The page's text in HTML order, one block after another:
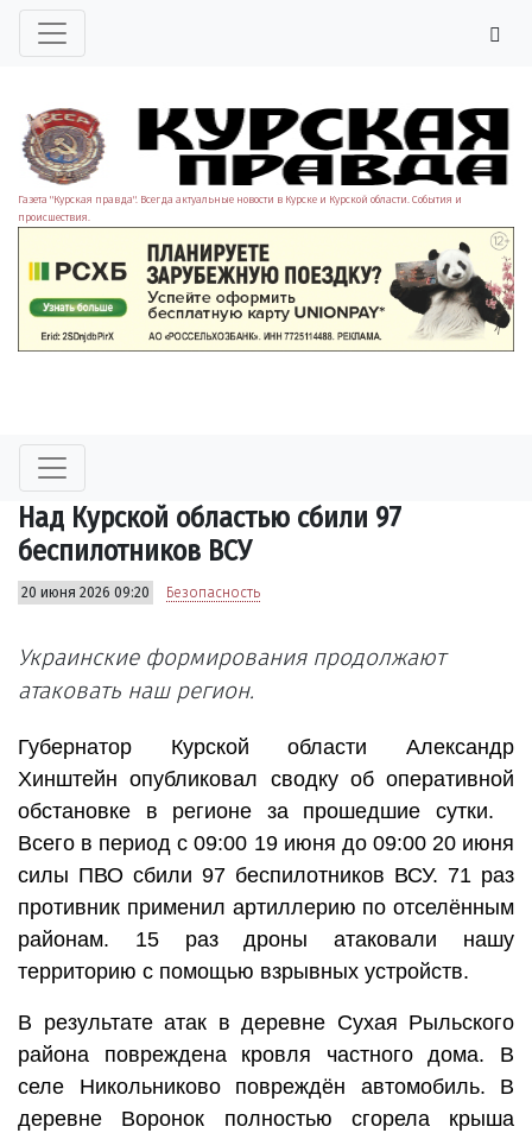
Газета "Курская правда". Всегда актуальные новости в Курске и Курской области. События и
происшествия.
Над Курской областью сбили 97
беспилотников ВСУ
20 июня 2026 09:20 Безопасность
Украинские формирования продолжают
атаковать наш регион.
Губернатор Курской области Александр
Хинштейн опубликовал сводку об оперативной
обстановке в регионе за прошедшие сутки.
Всего в период с 09:00 19 июня до 09:00 20 июня
силы ПВО сбили 97 беспилотников ВСУ. 71 раз
противник применил артиллерию по отселённым
районам. 15 раз дроны атаковали нашу
территорию с помощью взрывных устройств.
В результате атак в деревне Сухая Рыльского
района повреждена кровля частного дома. В
селе Никольниково повреждён автомобиль. В
деревне Воронок полностью сгорела крыша